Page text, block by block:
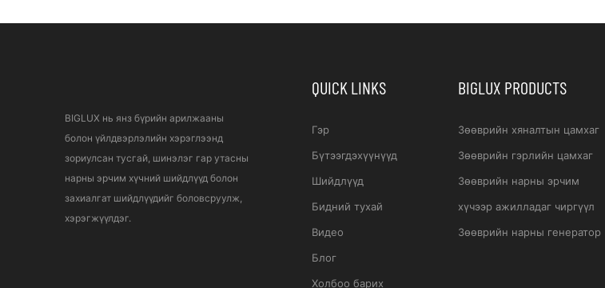
BIGLUX нь янз бүрийн арилжааны
болон үйлдвэрлэлийн хэрэглээнд
зориулсан тусгай, шинэлэг гар утасны
нарны эрчим хүчний шийдлүүд болон
захиалгат шийдлүүдийг боловсруулж,
хэрэгжүүлдэг.
QUICK LINKS
Гэр
Бүтээгдэхүүнүүд
Шийдлүүд
Бидний тухай
Видео
Блог
Холбоо барих
BIGLUX PRODUCTS
Зөөврийн хяналтын цамхаг
Зөөврийн гэрлийн цамхаг
Зөөврийн нарны эрчим
хүчээр ажилладаг чиргүүл
Зөөврийн нарны генератор